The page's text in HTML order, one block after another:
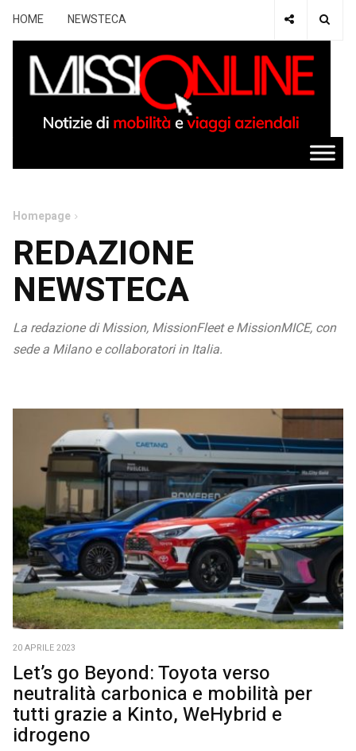
HOME NEWSTECA
Homepage
REDAZIONE
NEWSTECA
La redazione di Mission, MissionFleet e MissionMICE, con
sede a Milano e collaboratori in Italia.
20 APRILE 2023
Let’s go Beyond: Toyota verso
neutralità carbonica e mobilità per
tutti grazie a Kinto, WeHybrid e
idrogeno